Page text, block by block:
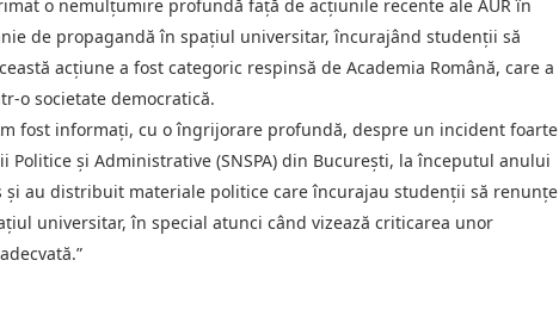
o nemulțumire profundă față de acțiunile recente ale AUR în
de propagandă în spațiul universitar, încurajând studenții să
acțiune a fost categoric respinsă de Academia Română, care a
o societate democratică.
fost informați, cu o îngrijorare profundă, despre un incident foarte
și Administrative (SNSPA) din București, la începutul anului
au distribuit materiale politice care încurajau studenții să renunțe
universitar, în special atunci când vizează criticarea unor